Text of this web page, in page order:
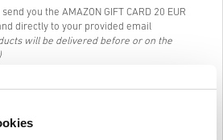
you the AMAZON GIFT CARD 20 EUR
directly to your provided email
will be delivered before or on the